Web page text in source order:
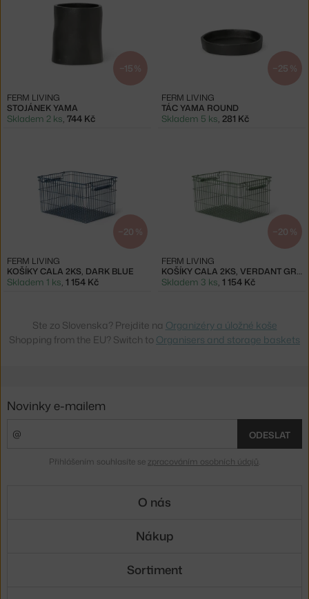
−15 %
STOJÁNEK YAMA
FERM LIVING
Skladem 2 ks, 744 Kč
−25 %
TÁC YAMA ROUND
FERM LIVING
Skladem 5 ks, 281 Kč
−20 %
KOŠÍKY CALA 2KS, DARK BLUE
FERM LIVING
Skladem 1 ks, 1 154 Kč
−20 %
KOŠÍKY CALA 2KS, VERDANT GREEN
FERM LIVING
Skladem 3 ks, 1 154 Kč
Ste zo Slovenska? Prejdite na Organizéry a úložné koše
Shopping from the EU? Switch to Organisers and storage baskets
Novinky e-mailem
ODESLAT
Přihlášením souhlasíte se zpracováním osobních údajů
O nás
Nákup
Sortiment